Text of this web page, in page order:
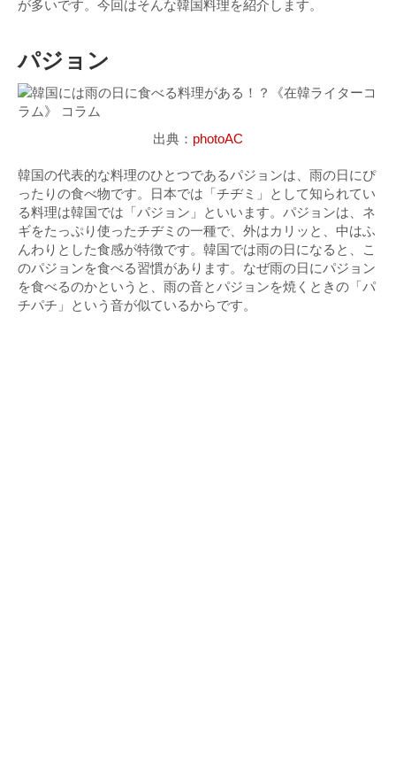
が多いです。今回はそんな韓国料理を紹介します。
パジョン
出典： photoAC
韓国の代表的な料理のひとつであるパジョンは、雨の日にぴ
ったりの食べ物です。日本では「チヂミ」として知られてい
る料理は韓国では「パジョン」といいます。パジョンは、ネ
ギをたっぷり使ったチヂミの一種で、外はカリッと、中はふ
んわりとした食感が特徴です。韓国では雨の日になると、こ
のパジョンを食べる習慣があります。なぜ雨の日にパジョン
を食べるのかというと、雨の音とパジョンを焼くときの「パ
チパチ」という音が似ているからです。